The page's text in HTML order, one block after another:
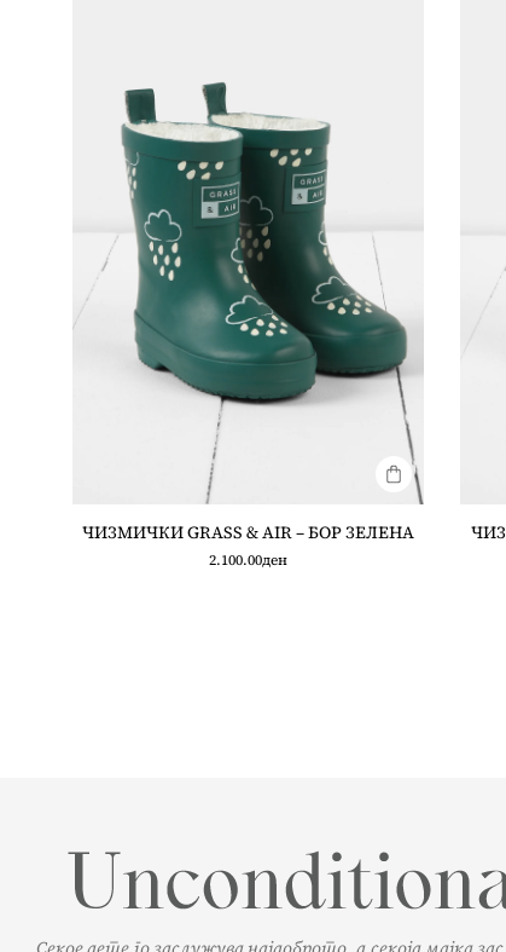
ЧИЗМИЧКИ GRASS & AIR – БОР ЗЕЛЕНА
2.100.00ден